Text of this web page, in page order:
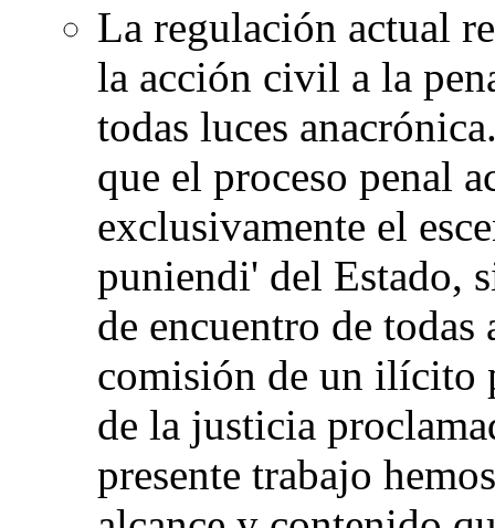
La regulación actual
la acción civil a la
todas luces
que el proceso penal
exclusivamente el
puniendi' del Estado,
de encuentro de todas
comisión de un ilícito
de la justicia
presente trabajo